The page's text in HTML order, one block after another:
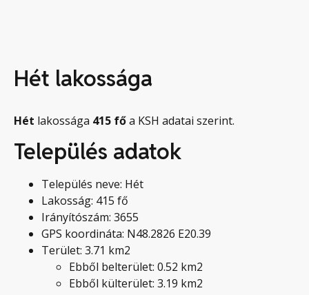
Hét lakossága
Hét lakossága 415 főa KSH adatai szerint.
Település adatok
Település neve: Hét
Lakosság: 415 fő
Irányítószám: 3655
GPS koordináta: N48.2826 E20.39
Terület: 3.71 km2
Ebből belterület: 0.52 km2
Ebből külterület: 3.19 km2